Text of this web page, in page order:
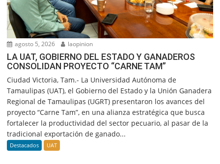
agosto 5, 2026 laopinion
LA UAT, GOBIERNO DEL ESTADO Y GANADEROS
CONSOLIDAN PROYECTO “CARNE TAM”
Ciudad Victoria, Tam.- La Universidad Autónoma de
Tamaulipas (UAT), el Gobierno del Estado y la Unión Ganadera
Regional de Tamaulipas (UGRT) presentaron los avances del
proyecto “Carne Tam”, en una alianza estratégica que busca
fortalecer la productividad del sector pecuario, al pasar de la
tradicional exportación de ganado...
Destacados UAT